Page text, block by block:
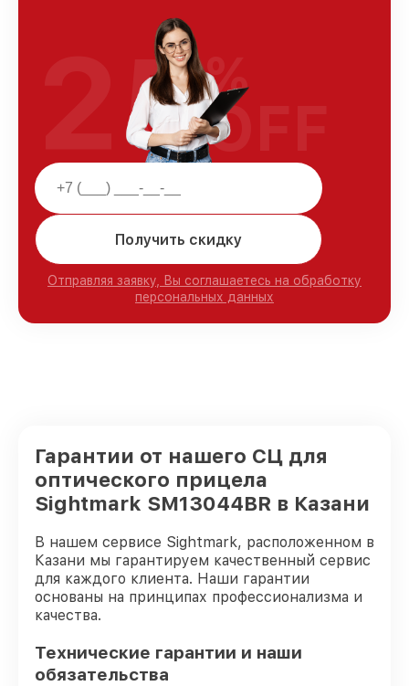
Получить скидку
Отправляя заявку, Вы соглашаетесь на обработку
персональных данных
25%
OFF
Гарантии от нашего СЦ для
оптического прицела
Sightmark SM13044BR в Казани
В нашем сервисе Sightmark, расположенном в
Казани мы гарантируем качественный сервис
для каждого клиента. Наши гарантии
основаны на принципах профессионализма и
качества.
Технические гарантии и наши
обязательства